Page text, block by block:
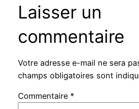
Laisser un
commentaire
Votre adresse e-mail ne sera
champs obligatoires sont
Commentaire *